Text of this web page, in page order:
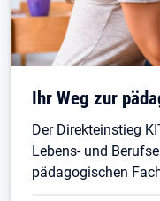
Ihr Weg zur
Der Direkteinstieg
Lebens- und
pädagogischen